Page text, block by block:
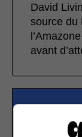
David
source du
avant